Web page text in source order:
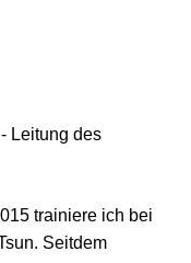
Leitung des
trainiere ich bei
Seitdem